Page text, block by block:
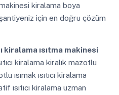
kiralama boya
için en doğru çözüm
kiralama ısıtma makinesi
kiralama kiralık mazotlu
ısımak ısıtıcı kiralama
ısıtıcı kiralama uzman